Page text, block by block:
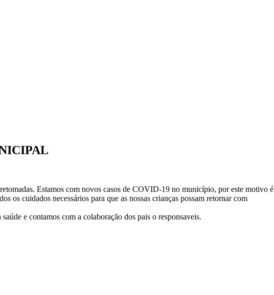
Estamos com novos casos de COVID-19 no município, por este motivo é
os cuidados necessários para que as nossas crianças possam retornar com
e contamos com a colaboração dos pais o responsaveis.